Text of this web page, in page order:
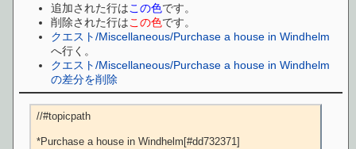
追加された行はこの色です。
削除された行はこの色です。
クエスト/Miscellaneous/Purchase a house in Windhelm
へ行く。
クエスト/Miscellaneous/Purchase a house in Windhelm
の差分を削除
//#topicpath
*Purchase a house in Windhelm[#dd732371]